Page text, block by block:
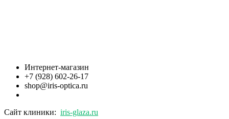
Интернет-магазин
+7 (928) 602-26-17
shop@iris-optica.ru
Сайт клиники: iris-glaza.ru